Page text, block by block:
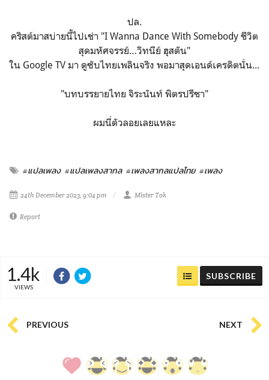
ปล.
คริสต์มาสบ่ายนี้ไปเช่า "I Wanna Dance With Somebody ชีวิต
สุดมหัศจรรย์…วิทนีย์ ฮุสตัน"
ใน Google TV มา ดูซับไทยเพลินจริง พอมาสุดเอนด์เครดิตนั่น...
"บทบรรยายไทย จิระนันท์ พิตรปรีชา"
ผมนี่ตัวลอยเลยแหละ
#แปลเพลง #แปลเพลงสากล #เพลงสากลแปลไทย #เพลง
24th December 2023, 9:04 pm Mister Tok
Report
1.4k
VIEWS
SUBSCRIBE
PREVIOUS NEXT